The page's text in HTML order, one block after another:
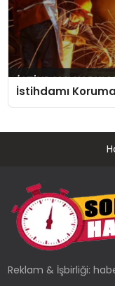
İstihdamı
Reklam & İşbirliği: